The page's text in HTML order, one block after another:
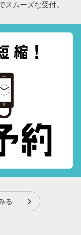
スムーズな受付。
る